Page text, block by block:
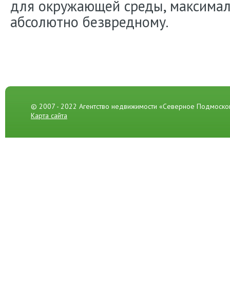
для окружающей среды,
абсолютно безвредному.
© 2007 - 2022 Агентство недвижимости «Северное
Карта сайта